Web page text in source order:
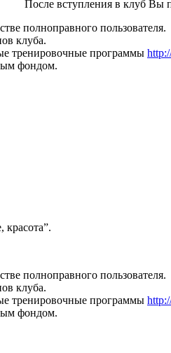
После вступления в клуб Вы
полноправного пользователя.
клуба.
тренировочные программы
фондом.
красота”.
полноправного пользователя.
клуба.
тренировочные программы
фондом.